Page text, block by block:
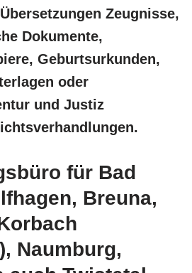
Zeugnisse,
Dokumente,
Geburtsurkunden,
oder
und Justiz
für Bad
Breuna,
Naumburg,